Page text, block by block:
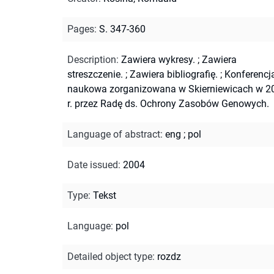
Pages: S. 347-360
Description: Zawiera wykresy. ; Zawiera
streszczenie. ; Zawiera bibliografię. ;
naukowa zorganizowana w Skierniewicach w
r. przez Radę ds. Ochrony Zasobów Genowych.
Language of abstract: eng ; pol
Date issued: 2004
Type: Tekst
Language: pol
Detailed object type: rozdz